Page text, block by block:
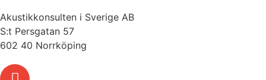
Akustikkonsulten i Sverige AB
S:t Persgatan 57
602 40 Norrköping